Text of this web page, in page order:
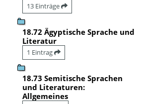
13 Einträge
18.72 Ägyptische Sprache und
Literatur
1 Eintrag
18.73 Semitische Sprachen
und Literaturen:
Allgemeines